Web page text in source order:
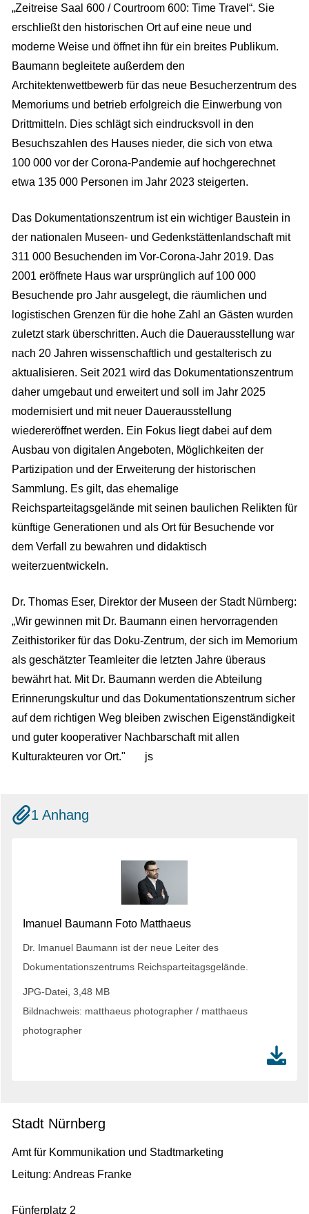
„Zeitreise Saal 600 / Courtroom 600: Time Travel“. Sie
erschließt den historischen Ort auf eine neue und
moderne Weise und öffnet ihn für ein breites Publikum.
Baumann begleitete außerdem den
Architektenwettbewerb für das neue Besucherzentrum des
Memoriums und betrieb erfolgreich die Einwerbung von
Drittmitteln. Dies schlägt sich eindrucksvoll in den
Besuchszahlen des Hauses nieder, die sich von etwa
100 000 vor der Corona-Pandemie auf hochgerechnet
etwa 135 000 Personen im Jahr 2023 steigerten.
Das Dokumentationszentrum ist ein wichtiger Baustein in
der nationalen Museen- und Gedenkstättenlandschaft mit
311 000 Besuchenden im Vor-Corona-Jahr 2019. Das
2001 eröffnete Haus war ursprünglich auf 100 000
Besuchende pro Jahr ausgelegt, die räumlichen und
logistischen Grenzen für die hohe Zahl an Gästen wurden
zuletzt stark überschritten. Auch die Dauerausstellung war
nach 20 Jahren wissenschaftlich und gestalterisch zu
aktualisieren. Seit 2021 wird das Dokumentationszentrum
daher umgebaut und erweitert und soll im Jahr 2025
modernisiert und mit neuer Dauerausstellung
wiedereröffnet werden. Ein Fokus liegt dabei auf dem
Ausbau von digitalen Angeboten, Möglichkeiten der
Partizipation und der Erweiterung der historischen
Sammlung. Es gilt, das ehemalige
Reichsparteitagsgelände mit seinen baulichen Relikten für
künftige Generationen und als Ort für Besuchende vor
dem Verfall zu bewahren und didaktisch
weiterzuentwickeln.
Dr. Thomas Eser, Direktor der Museen der Stadt Nürnberg:
„Wir gewinnen mit Dr. Baumann einen hervorragenden
Zeithistoriker für das Doku-Zentrum, der sich im Memorium
als geschätzter Teamleiter die letzten Jahre überaus
bewährt hat. Mit Dr. Baumann werden die Abteilung
Erinnerungskultur und das Dokumentationszentrum sicher
auf dem richtigen Weg bleiben zwischen Eigenständigkeit
und guter kooperativer Nachbarschaft mit allen
Kulturakteuren vor Ort." js
1 Anhang
Imanuel Baumann Foto Matthaeus
Dr. Imanuel Baumann ist der neue Leiter des
Dokumentationszentrums Reichsparteitagsgelände.
JPG-Datei, 3,48 MB
Bildnachweis: matthaeus photographer / matthaeus
photographer
Stadt Nürnberg
Amt für Kommunikation und Stadtmarketing
Leitung: Andreas Franke
Fünferplatz 2